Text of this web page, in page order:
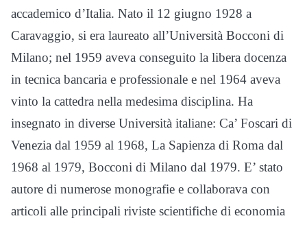
accademico d’Italia. Nato il 12 giugno 1928 a
Caravaggio, si era laureato all’Università Bocconi di
Milano; nel 1959 aveva conseguito la libera docenza
in tecnica bancaria e professionale e nel 1964 aveva
vinto la cattedra nella medesima disciplina. Ha
insegnato in diverse Università italiane: Ca’ Foscari di
Venezia dal 1959 al 1968, La Sapienza di Roma dal
1968 al 1979, Bocconi di Milano dal 1979. E’ stato
autore di numerose monografie e collaborava con
articoli alle principali riviste scientifiche di economia